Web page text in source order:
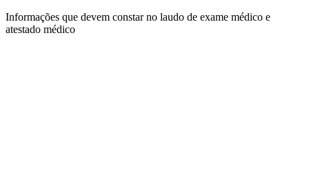
Informações que devem constar no laudo de exame médico e
atestado médico